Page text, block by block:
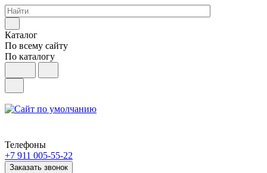
Каталог
По всему сайту
По каталогу
Телефоны
+7 911 005-55-22
Заказать звонок